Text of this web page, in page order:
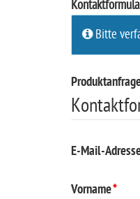
Bitte
E-Mail-
Vorname*